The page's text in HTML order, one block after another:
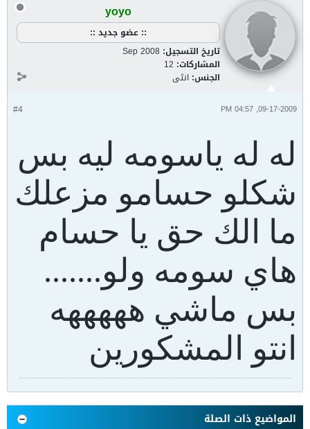
yoyo
:: عضو جديد ::
تاريخ التسجيل: Sep 2008
المشاركات: 12
الجنس: انثى
#4 09-17-2009, 04:57 PM
له له ياسومه ليه بس
شكلو حسامو مزعلك
ما الك حق يا حسام
هاي سومه ولو.......
بس ماشي هههههه
انتو المشكورين
المواضيع ذات الصلة